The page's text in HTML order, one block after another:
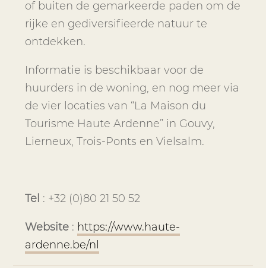
of buiten de gemarkeerde paden om de
rijke en gediversifieerde natuur te
ontdekken.
Informatie is beschikbaar voor de
huurders in de woning, en nog meer via
de vier locaties van “La Maison du
Tourisme Haute Ardenne” in Gouvy,
Lierneux, Trois-Ponts en Vielsalm.
Tel : +32 (0)80 21 50 52
Website : https://www.haute-
ardenne.be/nl